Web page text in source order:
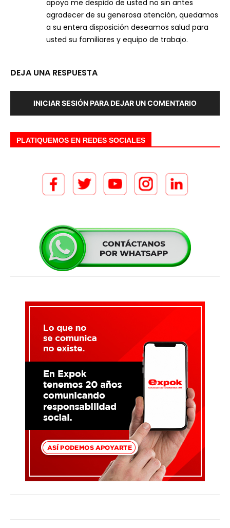
apoyo me despido de usted no sin antes
agradecer de su generosa atención, quedamos
a su entera disposición deseamos salud para
usted su familiares y equipo de trabajo.
DEJA UNA RESPUESTA
INICIAR SESIÓN PARA DEJAR UN COMENTARIO
PLATIQUEMOS EN REDES SOCIALES